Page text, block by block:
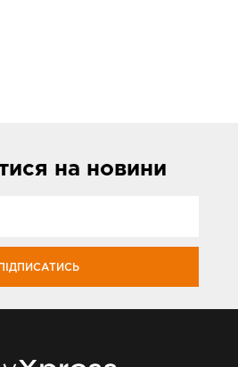
на новини
ПІДПИСАТИСЬ